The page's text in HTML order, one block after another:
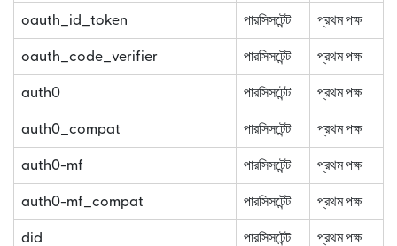
oauth_id_token পারসিসটেন্ট প্রথম পক্ষ
oauth_code_verifier পারসিসটেন্ট প্রথম পক্ষ
auth0 পারসিসটেন্ট প্রথম পক্ষ
auth0_compat পারসিসটেন্ট প্রথম পক্ষ
auth0-mf পারসিসটেন্ট প্রথম পক্ষ
auth0-mf_compat পারসিসটেন্ট প্রথম পক্ষ
did পারসিসটেন্ট প্রথম পক্ষ